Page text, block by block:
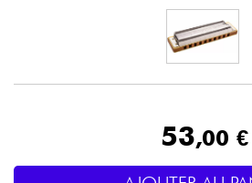
Eclairage
53,00 €